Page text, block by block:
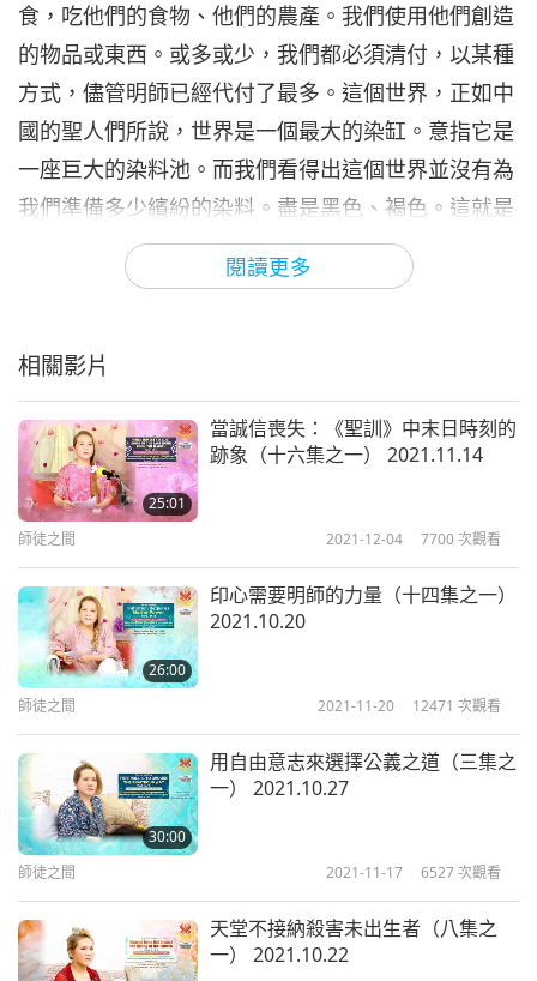
閱讀更多
食，吃他們的食物、他們的農產。我們使用他們創造
的物品或東西。或多或少，我們都必須清付，以某種
方式，儘管明師已經代付了最多。這個世界，正如中
國的聖人們所說，世界是一個最大的染缸。意指它是
一座巨大的染料池。而我們看得出這個世界並沒有為
我們準備多少繽紛的染料。盡是黑色、褐色。這就是
業力，它主宰了地球的命運，並令人人受苦。人們看
見了，卻不願改變，或是沒有足夠的力量去改變。
繞一個主題，而是有時話題會跳來跳去，或是會冒出
一些相關的話題。這無關緊要，我只是告訴你們，我
認為你們應該知道的，或是我被允許告訴你們的。所
以我只是想告訴你們，你們的愛、我們的愛，在這個
世界確實有很好的影響力，若我們不想說是很大的影
響。否則，這個世界恐怕早就被毀滅了。所以請繼續
你們充滿愛的打坐修行。請繼續你們強而有力、充滿
愛心、關懷且有強大能量的觀音法門修行，並相信師
父的力量，祂隨時與你們同在，並會盡一切所能地幫
助你們。
還有你們的愛，你們的精進修行，你們真誠地相信三
位一體，上帝、Ｔｉｍ Ｑｏ Ｔｕ和耶穌基督，上帝
之子…其實他們兩位都是真正的上帝之子。
所說：道生一，一生二。從二又生出更多更多，於是
萬物便從這創造中誕生，從宇宙之中這最偉大的誕生
而生。如果沒有上帝之子，沒有這兩位上帝之子，這
相關影片
25:01
當誠信喪失：《聖訓》中末日時刻的
跡象（十六集之一） 2021.11.14
師徒之間 2021-12-04 7700次觀看
26:00
印心需要明師的力量（十四集之一）
2021.10.20
師徒之間 2021-11-20 12471 次觀看
30:00
用自由意志來選擇公義之道（三集之
一） 2021.10.27
師徒之間 2021-11-17 6527次觀看
天堂不接納殺害未出生者（八集之
一） 2021.10.22